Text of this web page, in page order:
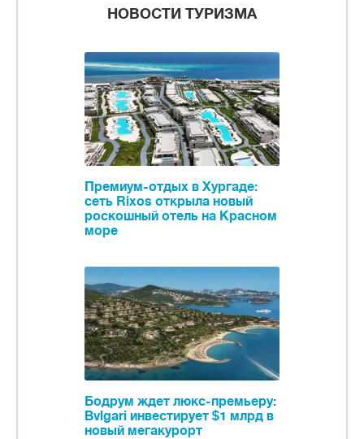
НОВОСТИ ТУРИЗМА
Премиум-отдых в Хургаде:
сеть Rixos открыла новый
роскошный отель на Красном
море
Бодрум ждет люкс-премьеру:
Bvlgari инвестирует $1 млрд в
новый мегакурорт